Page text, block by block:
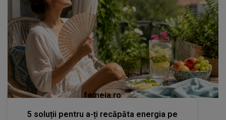
femeia.ro
5 soluții pentru a-ți recăpăta energia pe